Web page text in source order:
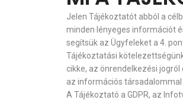
Jelen Tájékoztatót abból a
minden lényeges információt
segítsük az Ügyfeleket a 4.
Tájékoztatási
cikke, az önrendelkezési
az információs társadalommal
A Tájékoztató a GDPR, az